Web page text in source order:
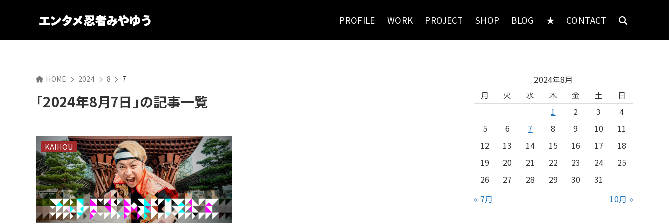
PROFILE WORK PROJECT SHOP BLOG ★ CONTACT
HOME 2024 8 7
「2024年8月7日」の記事一覧
KAIHOU
2024年8月
月
火 水 木 金 土
日
1
2 3
4
5
6 7 8 9 10
11
12
13 14 15 16 17
18
19
20 21 22 23 24
25
26
27 28 29 30
31
« 7月
10月 »